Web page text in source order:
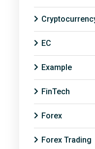
EC
Example
FinTech
Forex
Forex Trading